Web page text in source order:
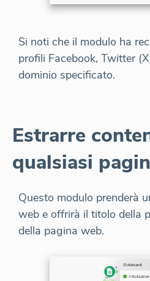
Si noti che il modulo ha
profili Facebook, Twitter
dominio specificato.
Estrarre
qualsiasi
Questo modulo prenderà
web e offrirà il titolo della
della pagina web.